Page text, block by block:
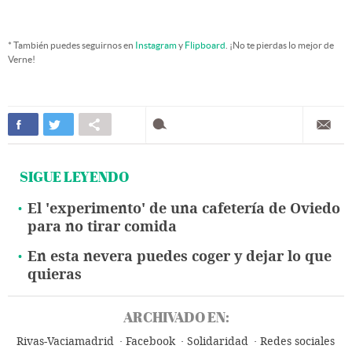
* También puedes seguirnos en Instagramy Flipboard . ¡No te pierdas lo mejor de
Verne!
SIGUE LEYENDO
El 'experimento' de una cafetería de Oviedo
para no tirar comida
En esta nevera puedes coger y dejar lo que
quieras
ARCHIVADO EN:
Rivas-Vaciamadrid Facebook Solidaridad
Redes sociales